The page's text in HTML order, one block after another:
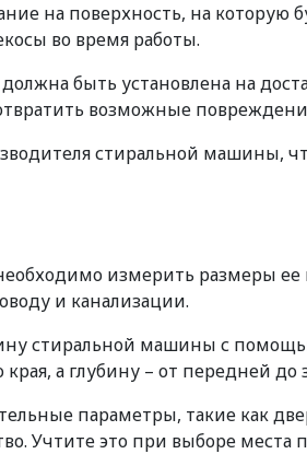
на поверхность, на
во время работы.
быть установлена на
возможные
стиральной машины,
измерить размеры ее
и канализации.
стиральной машины с
а глубину – от передней до
параметры, такие как
Учтите это при выборе места